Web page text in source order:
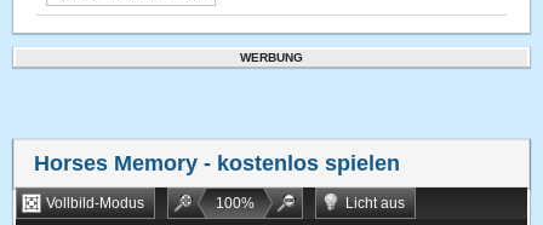
WERBUNG
Horses Memory - kostenlos spielen
Vollbild-Modus 100%
Licht aus